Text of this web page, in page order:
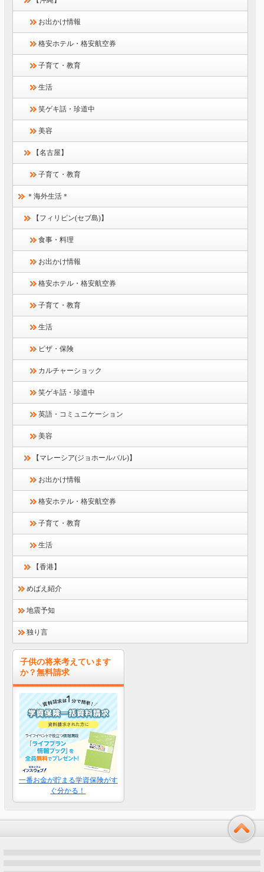
お出かけ情報
格安ホテル・格安航空券
子育て・教育
生活
笑ゲキ話・珍道中
美容
【名古屋】
子育て・教育
＊海外生活＊
【フィリピン(セブ島)】
食事・料理
お出かけ情報
格安ホテル・格安航空券
子育て・教育
生活
ビザ・保険
カルチャーショック
笑ゲキ話・珍道中
英語・コミュニケーション
美容
【マレーシア(ジョホールバル)】
お出かけ情報
格安ホテル・格安航空券
子育て・教育
生活
【香港】
めばえ紹介
地震予知
独り言
子供の将来考えています
か？無料請求
一番お金が貯まる学資保険がす
ぐ分かる！